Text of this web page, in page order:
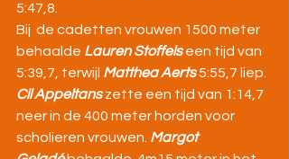
5:47,8.
Bij  de cadetten vrouwen 1500 meter
behaalde Lauren Stoffels een tijd van
5:39,7, terwijl Matthea Aerts 5:55,7 liep.
Cil Appeltans zette een tijd van 1:14,7
neer in de 400 meter horden voor
scholieren vrouwen. Margot